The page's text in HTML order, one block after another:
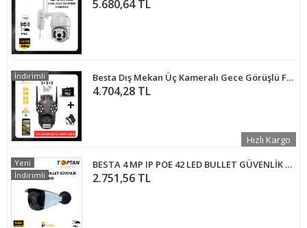
5.680,64 TL
Besta Dış Mekan Üç Kameralı Gece Görüşlü Full Hd Ip Akıllı PTZ Güvenlik Kamerası 128 GB Micro SD Kart ve Adaptör Dahil BB-17358
4.704,28 TL
İndirimli
Hızlı Kargo
BESTA 4 MP IP POE 42 LED BULLET GÜVENLİK KAMERASI BT-1437
2.751,56 TL
Yeni
İndirimli